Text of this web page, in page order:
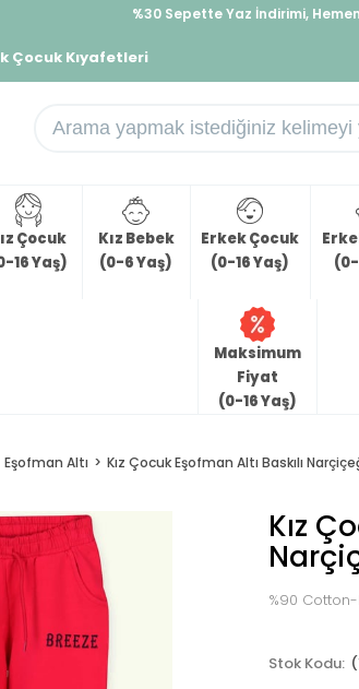
İndirimlere ek %10 İndirimi Kap,
Çocuk Kıyafetleri
Çocuk
16 Yaş)
Kız Bebek
(0-6 Yaş)
Erkek Çocuk
(0-16 Yaş)
Maksimum
Fiyat
(0-16 Yaş)
Eşofman Altı Kız Çocuk Eşofman Altı Baskılı
Kız
%90 Cotton-